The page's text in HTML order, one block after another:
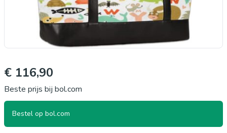
€ 116,90
Beste prijs bij bol.com
Bestel op bol.com